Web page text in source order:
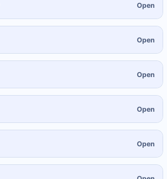
Open
Open
Open
Open
Open